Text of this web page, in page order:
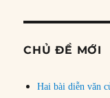
CHỦ ĐỀ MỚI
Hai bài diễn văn